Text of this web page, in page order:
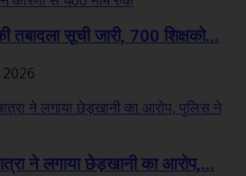
तबादला सूची जारी, 700 शिक्षको...
ने लगाया छेड़खानी का आरोप,...